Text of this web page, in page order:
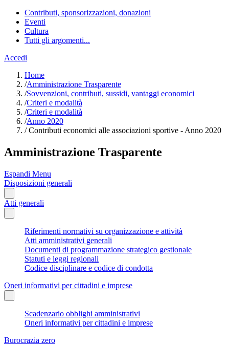
Contributi, sponsorizzazioni, donazioni
Eventi
Cultura
Tutti gli argomenti...
Accedi
Home
/Amministrazione Trasparente
/Sovvenzioni, contributi, sussidi, vantaggi economici
/Criteri e modalità
/Criteri e modalità
/Anno 2020
/Contributi economici alle associazioni sportive - Anno 2020
Amministrazione Trasparente
Espandi Menu
Disposizioni generali
Atti generali
Riferimenti normativi su organizzazione e attività
Atti amministrativi generali
Documenti di programmazione strategico gestionale
Statuti e leggi regionali
Codice disciplinare e codice di condotta
Oneri informativi per cittadini e imprese
Scadenzario obblighi amministrativi
Oneri informativi per cittadini e imprese
Burocrazia zero